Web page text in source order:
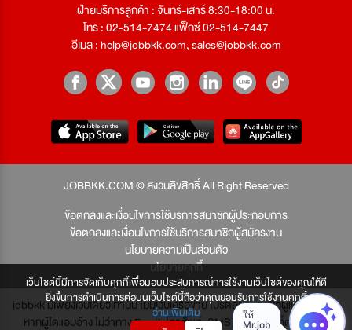
เว็บไซต์นี้มีการจัดเก็บคุกกี้เพื่อมอบประสบการณ์การใช้งานเว็บไซต์ของคุณให้ดี
ยิ่งขึ้นการดำเนินการต่อบนเว็บไซต์นี้ถือว่าคุณยอมรับการใช้งานคุกกี้
อ่านเพิ่มเติม
ฝ่ายบริการลูกค้า : จันทร์-เสาร์ 8:30-18:00 น.
โทร : 02-514-7474 แฟ็กซ์ 02-514-7447
อีเมล :help@jobbkk.com,sales@jobbkk.com
JOBBKK.COM © สงวนลิขสิทธิ์ All Right Reserved
ข้อตกลงและเงื่อนไขการใช้บริการสมาชิกผู้ประกอบการ
ข้อตกลงและเงื่อนไขการใช้บริการสมาชิกผู้สมัครงาน
นโยบายความเป็นส่วนตัว
นโยบายคุกกี้
jobbkk มีเพียงเว็บเดียวเท่านั้น ไม่มีเว็บเครือข่าย โปรดอย่าหลงเชื่อผู้แอบอ้าง และ
หากผู้ใดแอบอ้าง ไม่ว่าทาง Email, โทรศัพท์, SMS หรือทางใดก็ตาม จะถูก